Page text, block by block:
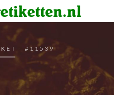
- #11539